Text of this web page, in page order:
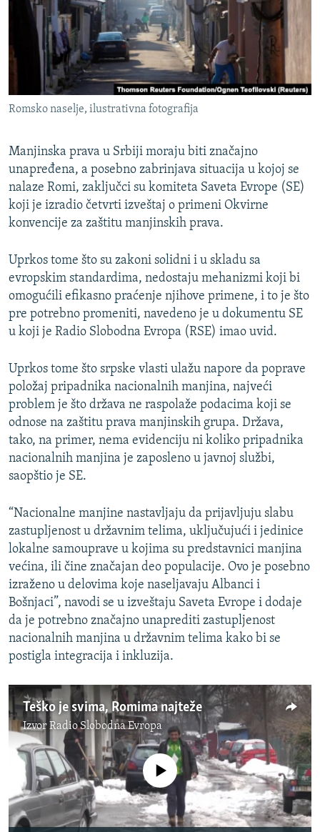
ISPRIČAJ MI
DNEVNO@RSE
SPECIJALI RSE
VIŠE OD NASLOVA
GENOCID U SREBRENICI
POPLAVE I KLIZIŠTA U BIH 2024.
TV LIBERTY
POST SCRIPTUM
MOJA EVROPA
SVE KARTE DEJTONA
NASTANAK I RASPAD JUGOSLAVIJE
PRATITE NAS
Sve RFE/RL stranice
Romsko naselje, ilustrativna fotografija
Manjinska prava u Srbiji moraju biti značajno
unapređena, a posebno zabrinjava situacija u kojoj se
nalaze Romi, zaključci su komiteta Saveta Evrope (SE)
koji je izradio četvrti izveštaj o primeni Okvirne
konvencije za zaštitu manjinskih prava.
Uprkos tome što su zakoni solidni i u skladu sa
evropskim standardima, nedostaju mehanizmi koji bi
omogućili efikasno praćenje njihove primene, i to je što
pre potrebno promeniti, navedeno je u dokumentu SE
u koji je Radio Slobodna Evropa (RSE) imao uvid.
Uprkos tome što srpske vlasti ulažu napore da poprave
položaj pripadnika nacionalnih manjina, najveći
problem je što država ne raspolaže podacima koji se
odnose na zaštitu prava manjinskih grupa. Država,
tako, na primer, nema evidenciju ni koliko pripadnika
nacionalnih manjina je zaposleno u javnoj službi,
saopštio je SE.
“Nacionalne manjine nastavljaju da prijavljuju slabu
zastupljenost u državnim telima, uključujući i jedinice
lokalne samouprave u kojima su predstavnici manjina
većina, ili čine značajan deo populacije. Ovo je posebno
izraženo u delovima koje naseljavaju Albanci i
Bošnjaci”, navodi se u izveštaju Saveta Evrope i dodaje
da je potrebno značajno unaprediti zastupljenost
nacionalnih manjina u državnim telima kako bi se
postigla integracija i inkluzija.
Teško je svima, Romima najteže
IzvorRadio Slobodna Evropa
No media source currently available